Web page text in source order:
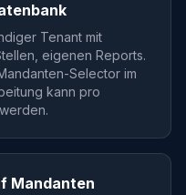
Tenant mit
eigenen Reports.
Selector im
kann pro
Mandanten